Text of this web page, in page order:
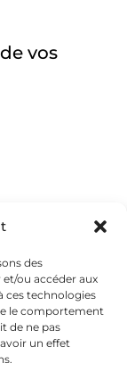
des
ou accéder aux
ces technologies
le comportement
de ne pas
un effet
vos